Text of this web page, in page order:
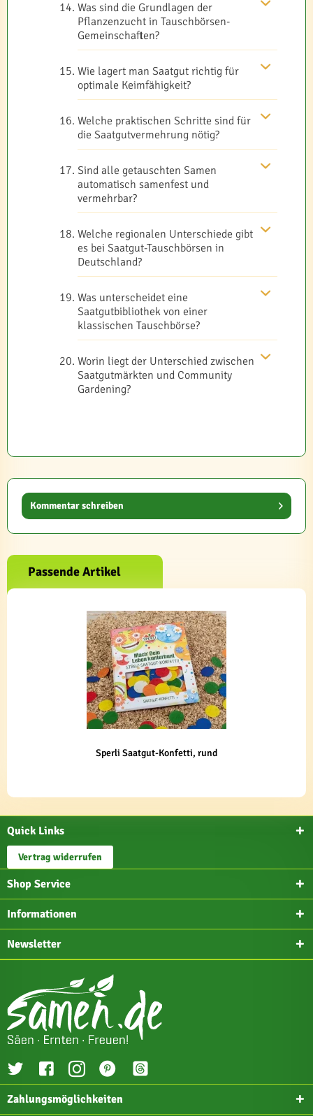
Was sind die Grundlagen der
Pflanzenzucht in Tauschbörsen-
Gemeinschaften?
Wie lagert man Saatgut richtig für
optimale Keimfähigkeit?
Welche praktischen Schritte sind für
die Saatgutvermehrung nötig?
Sind alle getauschten Samen
automatisch samenfest und
vermehrbar?
Welche regionalen Unterschiede gibt
es bei Saatgut-Tauschbörsen in
Deutschland?
Was unterscheidet eine
Saatgutbibliothek von einer
klassischen Tauschbörse?
Worin liegt der Unterschied zwischen
Saatgutmärkten und Community
Gardening?
Kommentar schreiben
Passende Artikel
Sperli Saatgut-Konfetti, rund
Quick Links
Vertrag widerrufen
Shop Service
Informationen
Newsletter
Zahlungsmöglichkeiten